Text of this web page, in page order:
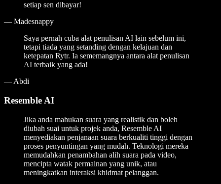
setiap sen dibayar!
— Madesnappy
Saya pernah cuba alat penulisan AI lain sebelum ini,
tetapi tiada yang setanding dengan kelajuan dan
ketepatan Rytr. Ia sememangnya antara alat penulisan
AI terbaik yang ada!
— Abdi
Resemble AI
Jika anda mahukan suara yang realistik dan boleh
diubah suai untuk projek anda, Resemble AI
menyediakan penjanaan suara berkualiti tinggi dengan
proses penyuntingan yang mudah. Teknologi mereka
memudahkan penambahan alih suara pada video,
mencipta watak permainan yang unik, atau
meningkatkan interaksi khidmat pelanggan.